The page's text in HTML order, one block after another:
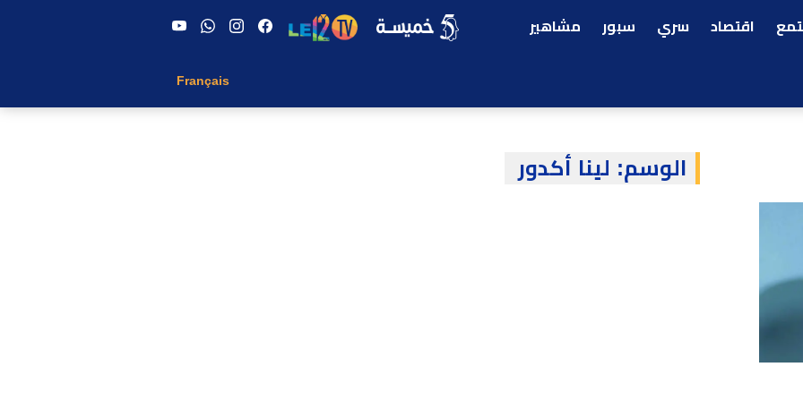
اقتصاد سري سبور مشاهير
Français
الوسم: لينا أكدور